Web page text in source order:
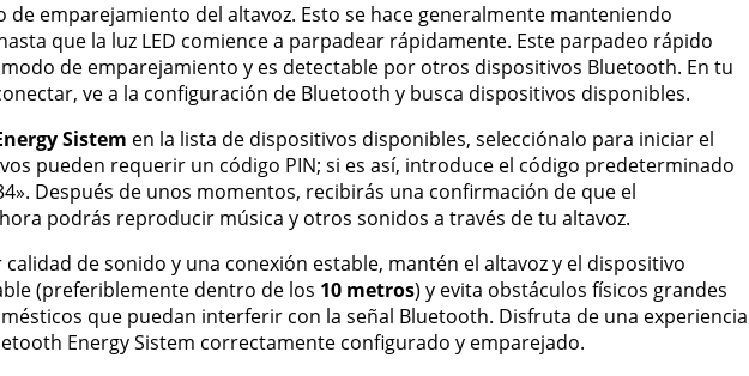
de emparejamiento del altavoz. Esto se hace generalmente manteniendo
que la luz LED comience a parpadear rápidamente. Este parpadeo rápido
de emparejamiento y es detectable por otros dispositivos Bluetooth. En tu
ve a la configuración de Bluetooth y busca dispositivos disponibles.
Sistem en la lista de dispositivos disponibles, selecciónalo para iniciar el
pueden requerir un código PIN; si es así, introduce el código predeterminado
Después de unos momentos, recibirás una confirmación de que el
podrás reproducir música y otros sonidos a través de tu altavoz.
de sonido y una conexión estable, mantén el altavoz y el dispositivo
(preferiblemente dentro de los 10 metros) y evita obstáculos físicos grandes
que puedan interferir con la señal Bluetooth. Disfruta de una experiencia
Energy Sistem correctamente configurado y emparejado.